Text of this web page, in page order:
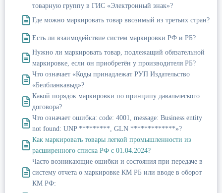
товарную группу в ГИС «Электронный знак»?
Где можно маркировать товар ввозимый из третьих стран?
Есть ли взаимодействие систем маркировки РФ и РБ?
Нужно ли маркировать товар, подлежащий обязательной
маркировке, если он приобретён у производителя РБ?
Что означает «Коды принадлежат РУП Издательство
«Белбланкавыд»?
Какой порядок маркировки по принципу давальческого
договора?
Что означает ошибка: code: 4001, message: Business entity
not found: UNP *********, GLN *************»?
Как маркировать товары легкой промышленности из
расширенного списка РФ с 01.04.2024?
Часто возникающие ошибки и состояния при передаче в
систему отчета о маркировке КМ РБ или вводе в оборот
КМ РФ: